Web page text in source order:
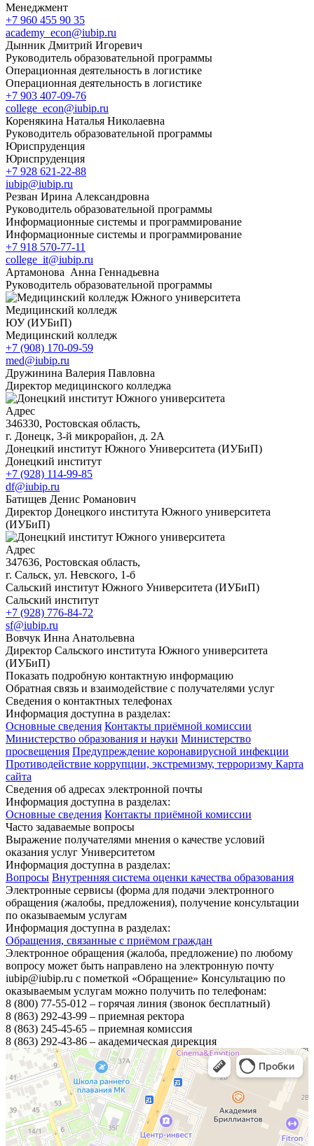
Менеджмент
+7 960 455 90 35
academy_econ@iubip.ru
Дынник Дмитрий Игоревич
Руководитель образовательной программы
Операционная деятельность в логистике
Операционная деятельность в логистике
+7 903 407-09-76
college_econ@iubip.ru
Коренякина Наталья Николаевна
Руководитель образовательной программы
Юриспруденция
Юриспруденция
+7 928 621-22-88
iubip@iubip.ru
Резван Ирина Александровна
Руководитель образовательной программы
Информационные системы и программирование
Информационные системы и программирование
+7 918 570-77-11
college_it@iubip.ru
Артамонова Анна Геннадьевна
Руководитель образовательной программы
Медицинский колледж
ЮУ (ИУБиП)
Медицинский колледж
+7 (908) 170-09-59
med@iubip.ru
Дружинина Валерия Павловна
Директор медицинского колледжа
Адрес
346330, Ростовская область,
г. Донецк, 3-й микрорайон, д. 2А
Донецкий институт Южного Университета (ИУБиП)
Донецкий институт
+7 (928) 114-99-85
df@iubip.ru
Батищев Денис Романович
Директор Донецкого института Южного университета
(ИУБиП)
Адрес
347636, Ростовская область,
г. Сальск, ул. Невского, 1-б
Сальский институт Южного Университета (ИУБиП)
Сальский институт
+7 (928) 776-84-72
sf@iubip.ru
Вовчук Инна Анатольевна
Директор Сальского института Южного университета
(ИУБиП)
Показать подробную контактную информацию
Обратная связь и взаимодействие с получателями услуг
Сведения о контактных телефонах
Информация доступна в разделах:
Основные сведения Контакты приёмной комиссии
Министерство образования и науки Министерство
просвещения Предупреждение коронавирусной инфекции
Противодействие коррупции, экстремизму, терроризму Карта
сайта
Сведения об адресах электронной почты
Информация доступна в разделах:
Основные сведения Контакты приёмной комиссии
Часто задаваемые вопросы
Выражение получателями мнения о качестве условий
оказания услуг Университетом
Информация доступна в разделах:
Вопросы Внутренняя система оценки качества образования
Электронные сервисы (форма для подачи электронного
обращения (жалобы, предложения), получение консультации
по оказываемым услугам
Информация доступна в разделах:
Обращения, связанные с приёмом граждан
Электронное обращения (жалоба, предложение) по любому
вопросу может быть направлено на электронную почту
iubip@iubip.ru с пометкой «Обращение» Консультацию по
оказываемым услугам можно получить по телефонам:
8 (800) 77-55-012 – горячая линия (звонок бесплатный)
8 (863) 292-43-99 – приемная ректора
8 (863) 245-45-65 – приемная комиссия
8 (863) 292-43-86 – академическая дирекция